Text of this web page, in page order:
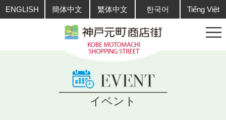
ENGLISH 簡体中文 繁体中文 한국어 Tiếng Việt
イベント